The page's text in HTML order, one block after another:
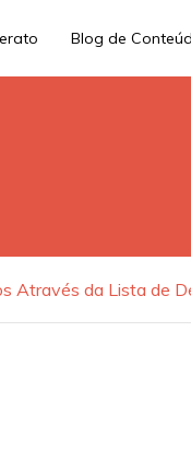
Blog de
Através da Lista de